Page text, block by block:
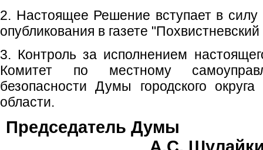
2. Настоящее Решение вступает в силу
опубликования в газете "Похвистневский
3. Контроль за исполнением
Комитет по местному
безопасности Думы городского
области.